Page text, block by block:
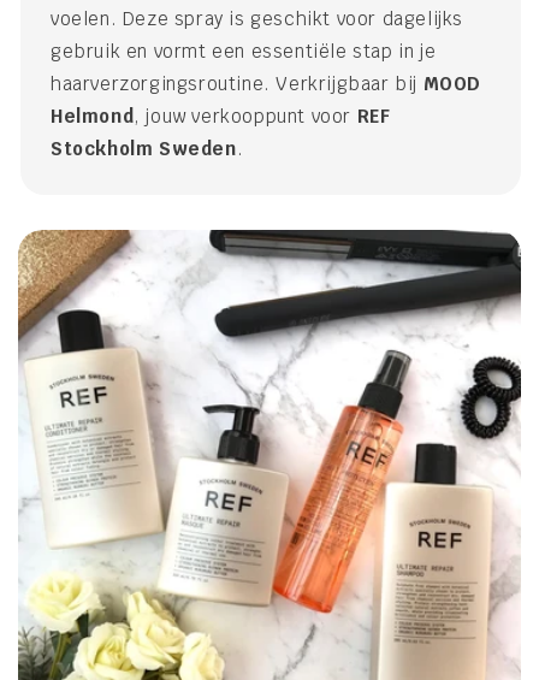
voelen. Deze spray is geschikt voor dagelijks
gebruik en vormt een essentiële stap in je
haarverzorgingsroutine. Verkrijgbaar bij MOOD
Helmond, jouw verkooppunt voor REF
Stockholm Sweden.